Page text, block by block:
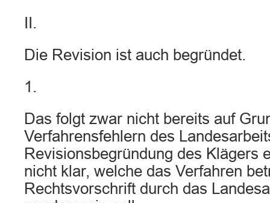
II.
Die Revision ist auch begründet.
1.
Das folgt zwar nicht bereits auf
Verfahrensfehlern des
Revisionsbegründung des Klägers
nicht klar, welche das Verfahren
Rechtsvorschrift durch das